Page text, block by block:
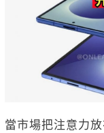
當市場把注意力放